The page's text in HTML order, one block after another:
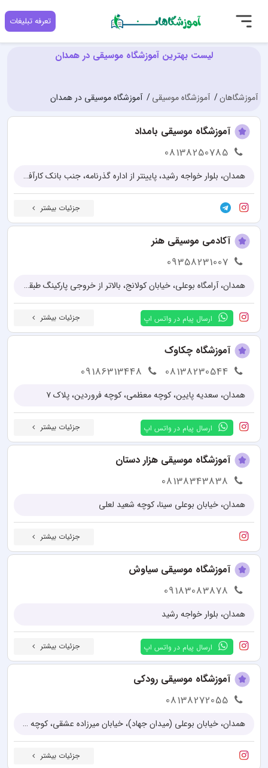
تعرفه تبلیغات
لیست بهترین آموزشگاه موسیقی در همدان
آموزشگاهان آموزشگاه موسیقی آموزشگاه موسیقی در همدان
آموزشگاه موسیقی بامداد
08138250785
همدان، بلوار خواجه رشید، پایینتر از اداره گذرنامه، جنب بانک کارآفرین، ساختمان مبل دلتا، طبقه سوم
جزئیات بیشتر
آکادمی موسیقی هنر
09358231007
همدان، آرامگاه بوعلی، خیابان کولانج، بالاتر از خروجی پارکینگ طبقاتی سینا
ارسال پیام در واتس اپ جزئیات بیشتر
آموزشگاه چکاوک
08138230544
09186313448
همدان، سعدیه پایین، کوچه معظمی، کوچه فروردین، پلاک ۷
ارسال پیام در واتس اپ جزئیات بیشتر
آموزشگاه موسیقی هزار دستان
08138343838
همدان، خیابان بوعلی سینا، کوچه شعید لعلی
جزئیات بیشتر
آموزشگاه موسیقی سیاوش
09183083878
همدان، بلوار خواجه رشید
ارسال پیام در واتس اپ جزئیات بیشتر
آموزشگاه موسیقی رودکی
08138272055
همدان، خیابان بوعلی (میدان جهاد)، خیابان میرزاده عشقی، کوچه عزیزیان
جزئیات بیشتر